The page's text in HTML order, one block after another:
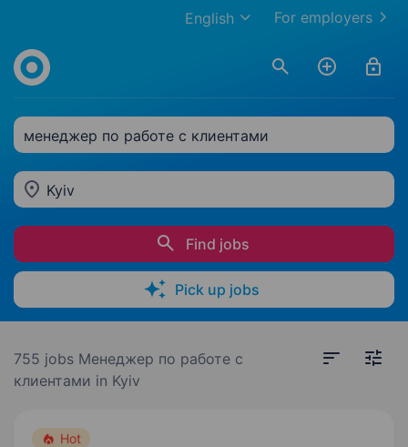
For employers
English
менеджер по работе с клиентами
Kyiv
Find jobs
Pick up jobs
755 jobs Менеджер по работе с
клиентами in Kyiv
Hot